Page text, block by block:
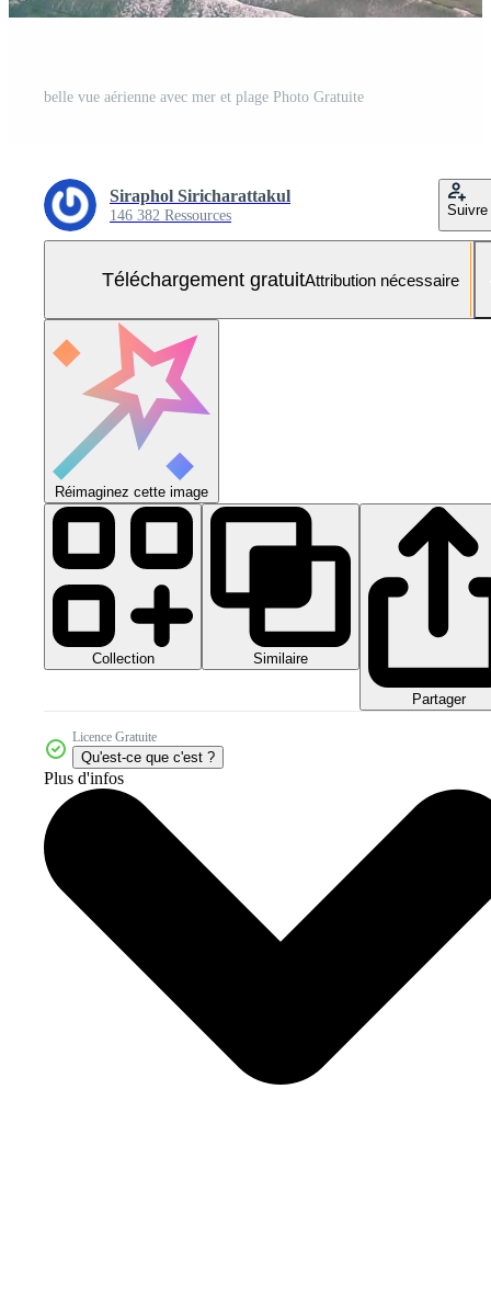
belle vue aérienne avec mer et plage Photo Gratuite
Siraphol Siricharattakul
146 382 Ressources Suivre
Téléchargement gratuitAttribution nécessaire
Réimaginez cette image
Collection Similaire
Partager
Licence Gratuite
Qu'est-ce que c'est ?
Plus d'infos